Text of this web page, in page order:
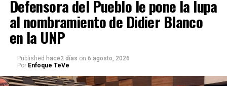
Defensora del Pueblo le pone la lupa
al nombramiento de Didier Blanco
en la UNP
Published hace2 días on 6 agosto, 2026
Por Enfoque TeVe